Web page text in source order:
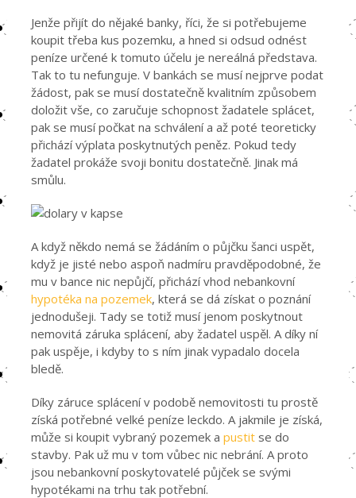
Jenže přijít do nějaké banky, říci, že si potřebujeme
koupit třeba kus pozemku, a hned si odsud odnést
peníze určené k tomuto účelu je nereálná představa.
Tak to tu nefunguje. V bankách se musí nejprve podat
žádost, pak se musí dostatečně kvalitním způsobem
doložit vše, co zaručuje schopnost žadatele splácet,
pak se musí počkat na schválení a až poté teoreticky
přichází výplata poskytnutých peněz. Pokud tedy
žadatel prokáže svoji bonitu dostatečně. Jinak má
smůlu.
A když někdo nemá se žádáním o půjčku šanci uspět,
když je jisté nebo aspoň nadmíru pravděpodobné, že
mu v bance nic nepůjčí, přichází vhod nebankovní
hypotéka na pozemek, která se dá získat o poznání
jednodušeji. Tady se totiž musí jenom poskytnout
nemovitá záruka splácení, aby žadatel uspěl. A díky ní
pak uspěje, i kdyby to s ním jinak vypadalo docela
bledě.
Díky záruce splácení v podobě nemovitosti tu prostě
získá potřebné velké peníze leckdo. A jakmile je získá,
může si koupit vybraný pozemek a pustitse do
stavby. Pak už mu v tom vůbec nic nebrání. A proto
jsou nebankovní poskytovatelé půjček se svými
hypotékami na trhu tak potřební.